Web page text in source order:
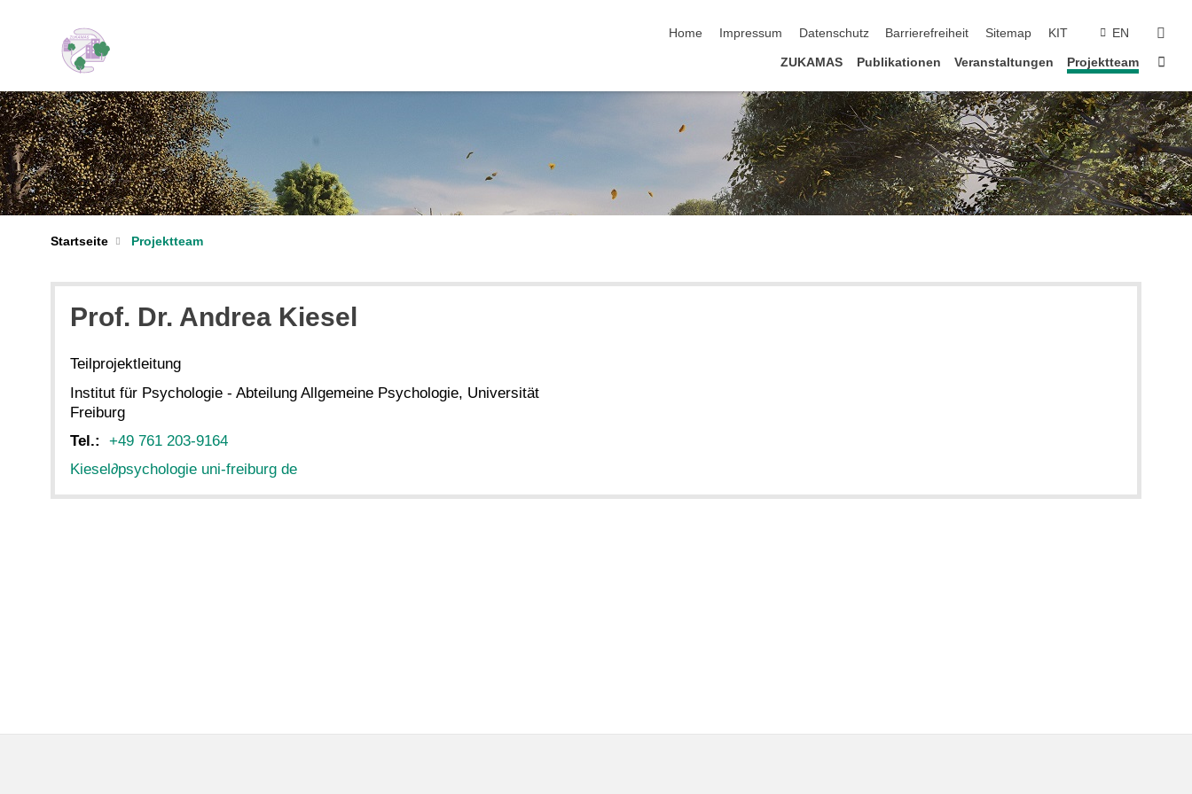
Home
Impressum Datenschutz Barrierefreiheit Sitemap KIT EN
ZUKAMAS Publikationen Veranstaltungen Projektteam
Startseite Projektteam
Prof. Dr. Andrea Kiesel
Teilprojektleitung
Institut für Psychologie - Abteilung Allgemeine Psychologie, Universität
Freiburg
Tel.:
+49 761 203-9164
Kiesel∂psychologie uni-freiburg de